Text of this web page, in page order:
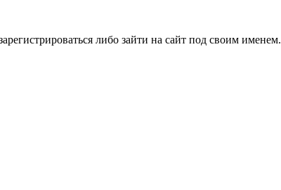
либо зайти на сайт под своим именем.